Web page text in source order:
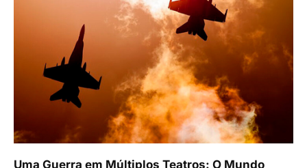
Uma Guerra em Múltiplos Teatros: O Mundo